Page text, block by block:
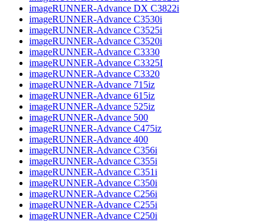
imageRUNNER-Advance DX C3822i
imageRUNNER-Advance C3530i
imageRUNNER-Advance C3525i
imageRUNNER-Advance C3520i
imageRUNNER-Advance C3330
imageRUNNER-Advance C3325I
imageRUNNER-Advance C3320
imageRUNNER-Advance 715iz
imageRUNNER-Advance 615iz
imageRUNNER-Advance 525iz
imageRUNNER-Advance 500
imageRUNNER-Advance C475iz
imageRUNNER-Advance 400
imageRUNNER-Advance C356i
imageRUNNER-Advance C355i
imageRUNNER-Advance C351i
imageRUNNER-Advance C350i
imageRUNNER-Advance C256i
imageRUNNER-Advance C255i
imageRUNNER-Advance C250i